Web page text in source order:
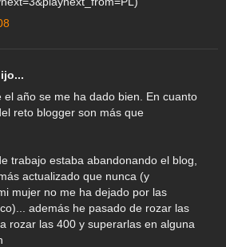
el año se me ha dado bien. En cuanto
reto blogger son más que
trabajo estaba abandonando el blog,
actualizado que nunca (y
mujer no me ha dejado por las
además he pasado de rozar las
rozar las 400 y superarlas en alguna